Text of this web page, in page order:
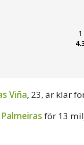
1
Viña, 23, är klar
Palmeiras för 13